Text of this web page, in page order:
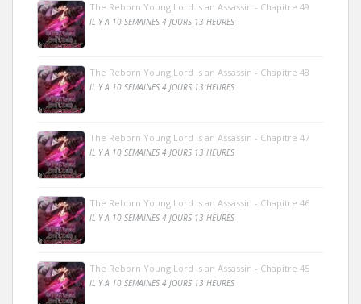
The Reborn Young Lord is an Assassin - Chapitre 49
IL Y A 10 SEMAINES 4 JOURS 13 HEURES
The Reborn Young Lord is an Assassin - Chapitre 48
IL Y A 10 SEMAINES 4 JOURS 13 HEURES
The Reborn Young Lord is an Assassin - Chapitre 47
IL Y A 10 SEMAINES 4 JOURS 13 HEURES
The Reborn Young Lord is an Assassin - Chapitre 46
IL Y A 10 SEMAINES 4 JOURS 13 HEURES
The Reborn Young Lord is an Assassin - Chapitre 45
IL Y A 10 SEMAINES 4 JOURS 13 HEURES